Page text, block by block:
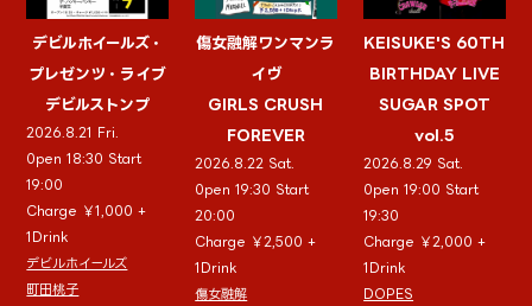
デビルホイールズ・
プレゼンツ・ライブ
デビルストンプ
2026.8.21 Fri.
0pen 18:30 Start
19:00
Charge ￥1,000 +
1Drink
デビルホイールズ
町田桃子
傷女融解ワンマンラ
イヴ
GIRLS CRUSH
FOREVER
2026.8.22 Sat.
0pen 19:30 Start
20:00
Charge ￥2,500 +
1Drink
傷女融解
KEISUKE'S 60TH
BIRTHDAY LIVE
SUGAR SPOT
vol.5
2026.8.29 Sat.
0pen 19:00 Start
19:30
Charge ￥2,000 +
1Drink
DOPES